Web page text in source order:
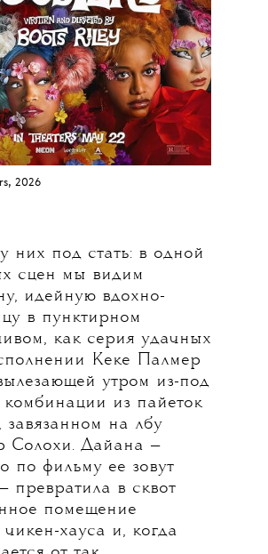
2026
них под стать: в одной
сцен мы видим
идейную вдохно-
в пунктирном
как серия удачных
Кеке Палмер
утром из-под
комбинации из пайеток
завязанном на лбу
Солохи. Дайана —
по фильму ее зовут
превратила в сквот
помещение
хауса и, когда